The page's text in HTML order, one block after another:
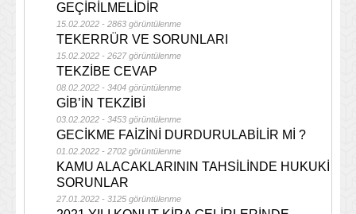
GEÇİRİLMELİDİR
15.02.2022 - 2863 görüntülenme
TEKERRÜR VE SORUNLARI
15.02.2022 - 2627 görüntülenme
TEKZİBE CEVAP
08.02.2022 - 3404 görüntülenme
GİB’İN TEKZİBİ
03.02.2022 - 3453 görüntülenme
GECİKME FAİZİNİ DURDURULABİLİR Mİ ?
01.02.2022 - 2702 görüntülenme
KAMU ALACAKLARININ TAHSİLİNDE HUKUKİ
SORUNLAR
27.01.2022 - 3125 görüntülenme